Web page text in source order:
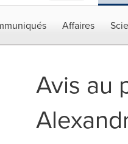
Affaires
Avis au